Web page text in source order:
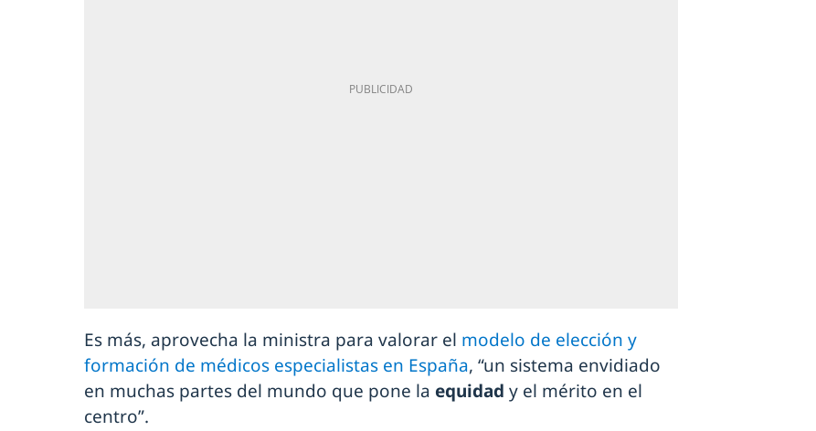
Es más, aprovecha la ministra para valorar el modelo de elección y
formación de médicos especialistas en España, “un sistema envidiado
en muchas partes del mundo que pone la equidad y el mérito en el
centro”.